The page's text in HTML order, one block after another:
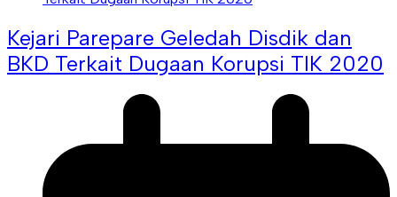
Kejari Parepare Geledah Disdik dan
BKD Terkait Dugaan Korupsi TIK 2020